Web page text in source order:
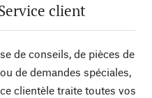
client
de conseils, de pièces de
de demandes spéciales,
clientèle traite toutes vos